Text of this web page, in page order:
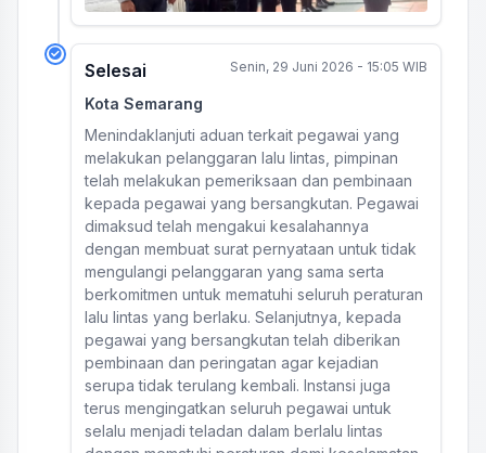
Selesai Senin, 29 Juni 2026 - 15:05 WIB
Kota Semarang
Menindaklanjuti aduan terkait pegawai yang
melakukan pelanggaran lalu lintas, pimpinan
telah melakukan pemeriksaan dan pembinaan
kepada pegawai yang bersangkutan. Pegawai
dimaksud telah mengakui kesalahannya
dengan membuat surat pernyataan untuk tidak
mengulangi pelanggaran yang sama serta
berkomitmen untuk mematuhi seluruh peraturan
lalu lintas yang berlaku. Selanjutnya, kepada
pegawai yang bersangkutan telah diberikan
pembinaan dan peringatan agar kejadian
serupa tidak terulang kembali. Instansi juga
terus mengingatkan seluruh pegawai untuk
selalu menjadi teladan dalam berlalu lintas